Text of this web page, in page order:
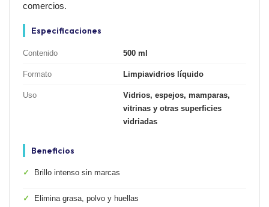
comercios.
Especificaciones
Contenido 500 ml
Formato Limpiavidrios líquido
Uso
Vidrios, espejos, mamparas,
vitrinas y otras superficies
vidriadas
Beneficios
✓ Brillo intenso sin marcas
✓ Elimina grasa, polvo y huellas